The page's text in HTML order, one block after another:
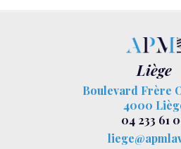
Liège
Boulevard Frère
4000
04 233 61